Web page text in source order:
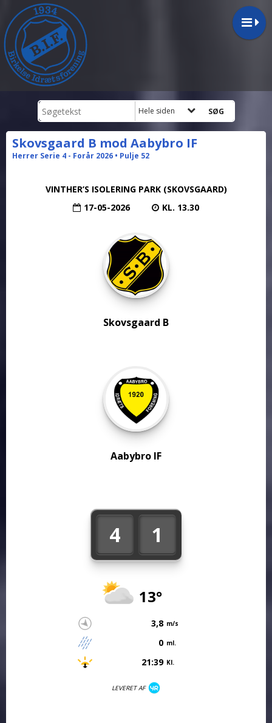
Hele siden
Skovsgaard B mod Aabybro IF
Herrer Serie 4 - Forår 2026 • Pulje 52
VINTHER’S ISOLERING PARK (SKOVSGAARD)
17-05-2026
KL. 13.30
Skovsgaard B
4 1
13°
3,8 m/s
0 ml.
21:39 Kl.
LEVERET AF
Aabybro IF